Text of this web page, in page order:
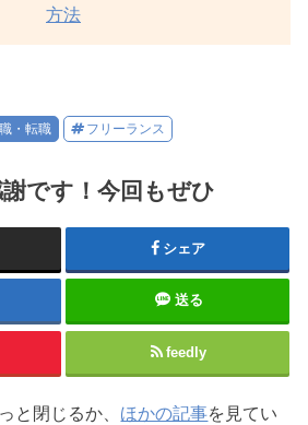
方法
・転職 フリーランス
です！今回もぜひ
シェア
送る
feedly
と閉じるか、 ほかの記事を見てい